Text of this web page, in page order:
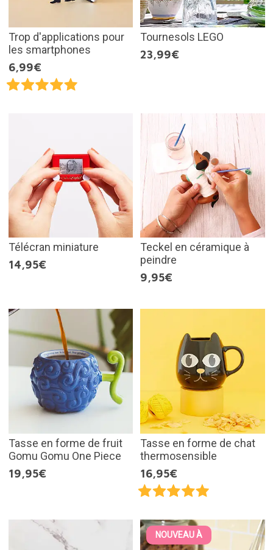
Trop d'applications pour
les smartphones
6,99€
Tournesols LEGO
23,99€
Télécran miniature
14,95€
Teckel en céramique à
peindre
9,95€
Tasse en forme de fruit
Gomu Gomu One Piece
19,95€
Tasse en forme de chat
thermosensible
16,95€
NOUVEAU À